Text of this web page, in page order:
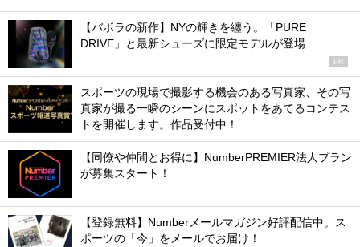
【バボラの新作】NYの輝きを纏う。「PURE
DRIVE」と最新シューズに限定モデルが登場
PR
スポーツの現場で撮影する機会のある写真家、その写
真家が撮る一瞬のシーンにスポットをあてるコンテス
トを開催します。作品受付中！
【同僚や仲間とお得に】NumberPREMIER法人プラン
が募集スタート！
【登録無料】Numberメールマガジン好評配信中。ス
ポーツの「今」をメールでお届け！